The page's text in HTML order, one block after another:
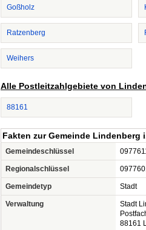
Goßholz
Ratzenberg
Weihers
Alle Postleitzahlgebiete von
88161
Fakten zur Gemeinde Lindenberg
Gemeindeschlüssel
Regionalschlüssel
Gemeindetyp Stadt
Verwaltung
Stadt
88161